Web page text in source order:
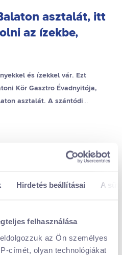
Hirdetés beállításai A
felhasználása
az Ön személyes
címét, olyan technológiákat
asztalát, itt
az ízekbe,
és ízekkel vár. Ezt
Kör Gasztro Évadnyitója,
asztalát. A szántódi
turisztikai szereplői
milyen ízekkel, borokkal
a 2026-os évre.